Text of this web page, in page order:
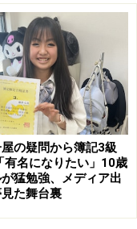
る
る関係を大事にし
コミュニケー
ンは、大きく3つに
の疑問から簿記3級
有名になりたい」10歳
猛勉強、メディア出
た舞台裏